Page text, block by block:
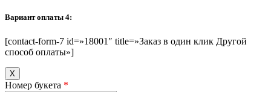
Вариант оплаты 4:
[contact-form-7 id=»18001″ title=»Заказ в один клик Другой
способ оплаты»]
Х
Номер букета *